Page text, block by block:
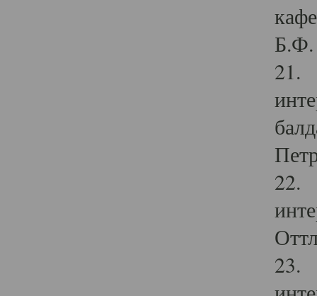
Б.Ф.
21.
22.
23.